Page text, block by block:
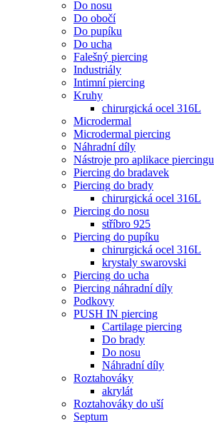
Do nosu
Do obočí
Do pupíku
Do ucha
Falešný piercing
Industriály
Intimní piercing
Kruhy
chirurgická ocel 316L
Microdermal
Microdermal piercing
Náhradní díly
Nástroje pro aplikace piercingu
Piercing do bradavek
Piercing do brady
chirurgická ocel 316L
Piercing do nosu
stříbro 925
Piercing do pupíku
chirurgická ocel 316L
krystaly swarovski
Piercing do ucha
Piercing náhradní díly
Podkovy
PUSH IN piercing
Cartilage piercing
Do brady
Do nosu
Náhradní díly
Roztahováky
akrylát
Roztahováky do uší
Septum